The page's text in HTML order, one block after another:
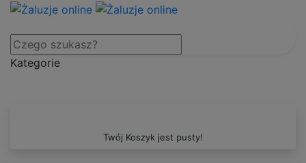
Kategorie
Twój Koszyk jest pusty!